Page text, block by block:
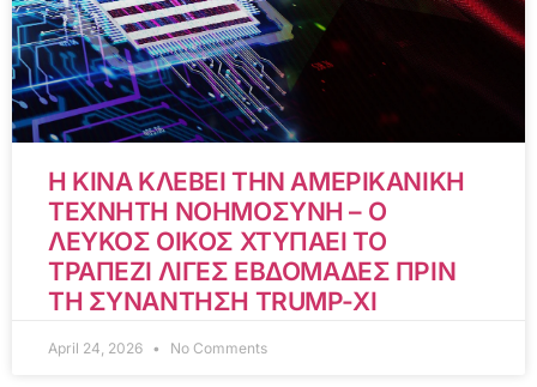
Η ΚΙΝΑ ΚΛΕΒΕΙ ΤΗΝ ΑΜΕΡΙΚΑΝΙΚΗ
ΤΕΧΝΗΤΗ ΝΟΗΜΟΣΥΝΗ – Ο
ΛΕΥΚΟΣ ΟΙΚΟΣ ΧΤΥΠΑΕΙ ΤΟ
ΤΡΑΠΕΖΙ ΛΙΓΕΣ ΕΒΔΟΜΑΔΕΣ ΠΡΙΝ
ΤΗ ΣΥΝΑΝΤΗΣΗ TRUMP-XI
April 24, 2026 No Comments